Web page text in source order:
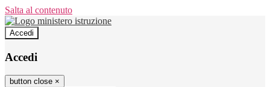
Salta al contenuto
Accedi
Accedi
button close ×